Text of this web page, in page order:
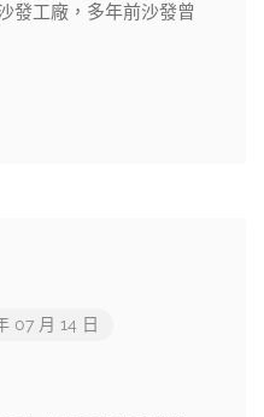
發工廠，多年前沙發曾
07 月 14 日